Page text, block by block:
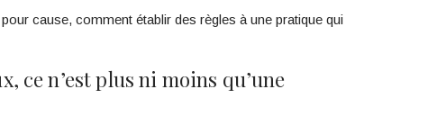
cause, comment établir des règles à une pratique qui
ce n’est plus ni moins qu’une